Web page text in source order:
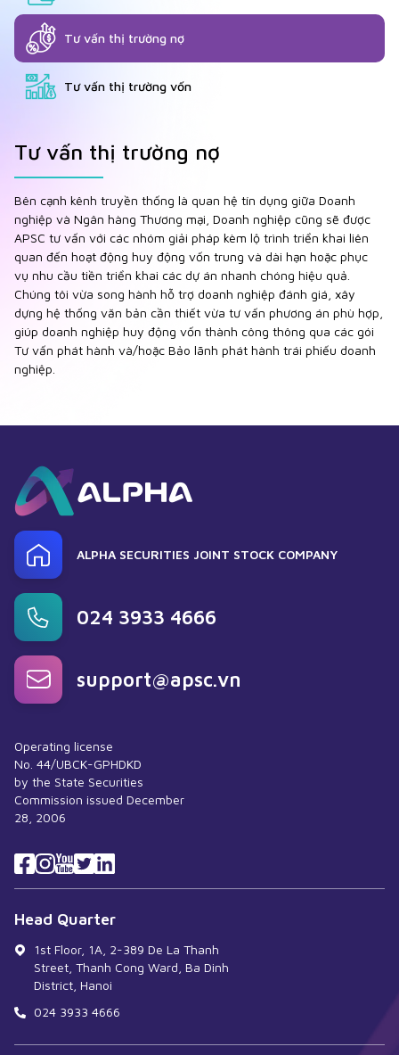
Tư vấn thị trường nợ
Tư vấn thị trường vốn
Tư vấn thị trường nợ
Bên cạnh kênh truyền thống là quan hệ tín dụng giữa Doanh
nghiệp và Ngân hàng Thương mại, Doanh nghiệp cũng sẽ được
APSC tư vấn với các nhóm giải pháp kèm lộ trình triển khai liên
quan đến hoạt động huy động vốn trung và dài hạn hoặc phục
vụ nhu cầu tiền triển khai các dự án nhanh chóng hiệu quả.
Chúng tôi vừa song hành hỗ trợ doanh nghiệp đánh giá, xây
dựng hệ thống văn bản cần thiết vừa tư vấn phương án phù hợp,
giúp doanh nghiệp huy động vốn thành công thông qua các gói
Tư vấn phát hành và/hoặc Bảo lãnh phát hành trái phiếu doanh
nghiệp.
ALPHA SECURITIES JOINT STOCK COMPANY
024 3933 4666
support@apsc.vn
Operating license
No. 44/UBCK-GPHDKD
by the State Securities
Commission issued December
28, 2006
Head Quarter
1st Floor, 1A, 2-389 De La Thanh
Street, Thanh Cong Ward, Ba Dinh
District, Hanoi
024 3933 4666